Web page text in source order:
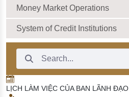
Money Market Operations
System of Credit Institutions
Search Bar
LỊCH LÀM VIỆC CỦA BAN LÃNH ĐẠO